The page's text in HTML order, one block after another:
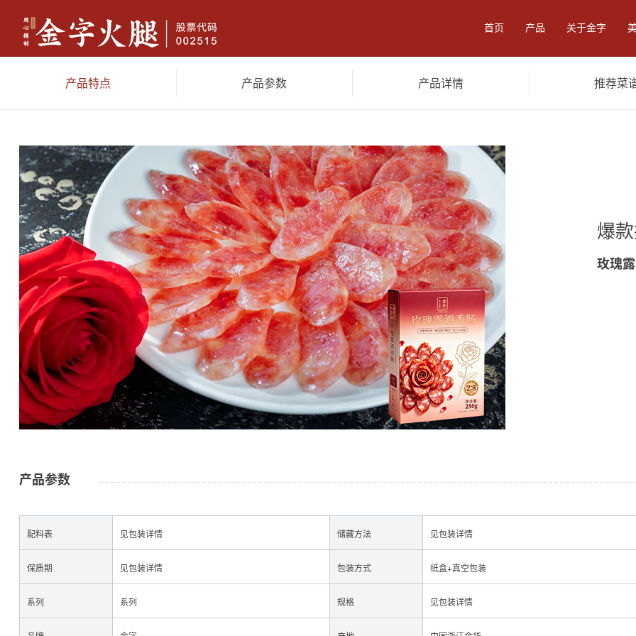
首页 产品 关于金字
典藏两头乌火腿(限量）4.18kg
限量
两头乌火腿（限量）3.6kg
尊享
陈香火腿3.6kg
陈年
产品特点 产品参数 产品详情 推荐菜
爆
玫瑰
产品参数
配料表 见包装详情 储藏方法 见包装详情
保质期 见包装详情 包装方式 纸盒+真空包装
系列 系列 规格 见包装详情